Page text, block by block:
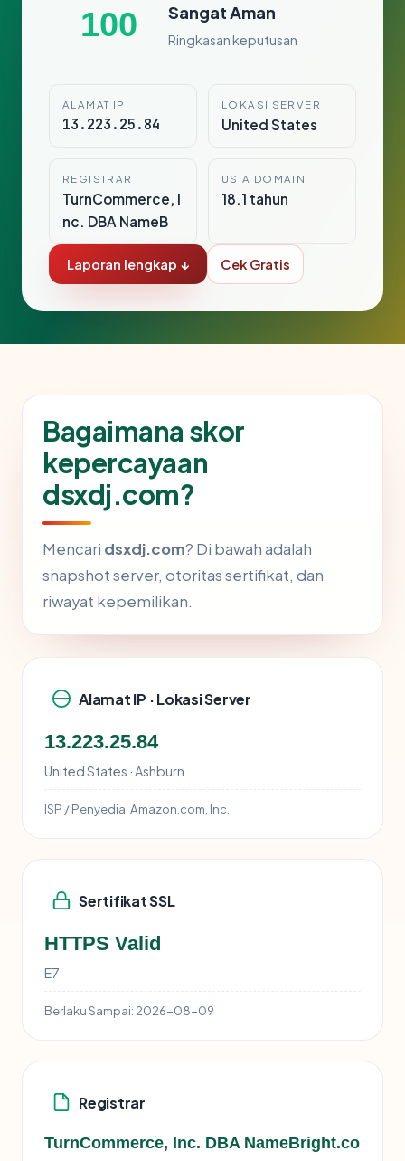
100 Sangat Aman
Ringkasan keputusan
ALAMAT IP
13.223.25.84
LOKASI SERVER
United States
REGISTRAR
TurnCommerce, I
nc. DBA NameB
USIA DOMAIN
18.1 tahun
Laporan lengkap ↓ Cek Gratis
Bagaimana skor
kepercayaan
dsxdj.com?
Mencari dsxdj.com? Di bawah adalah
snapshot server, otoritas sertifikat, dan
riwayat kepemilikan.
Alamat IP · Lokasi Server
13.223.25.84
United States · Ashburn
ISP / Penyedia:Amazon.com, Inc.
Sertifikat SSL
HTTPS Valid
E7
Berlaku Sampai: 2026-08-09
Registrar
TurnCommerce, Inc. DBA NameBright.co